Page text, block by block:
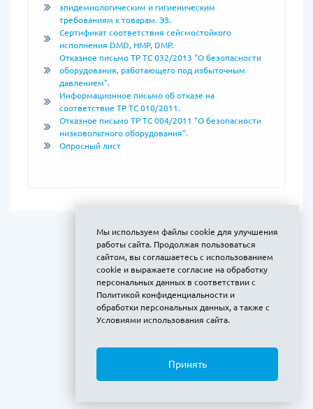
эпидемиологическим и гигиеническим
требованиям к товарам. ЭЗ.
Сертификат соответствия сейсмостойкого
исполнения DMD, HMP, DMP.
Отказное письмо ТР ТС 032/2013 "О безопасности
оборудования, работающего под избыточным
давлением".
Информационное письмо об отказе на
соответствие ТР ТС 010/2011.
Отказное письмо ТР ТС 004/2011 "О безопасности
низковольтного оборудования".
Опросный лист
Мы используем файлы cookie для улучшения
работы сайта. Продолжая пользоваться
сайтом, вы соглашаетесь с использованием
cookie и выражаете согласие на обработку
персональных данных в соответствии с
Политикой конфиденциальности и
обработки персональных данных , а также с
Условиями использования сайта
Принять